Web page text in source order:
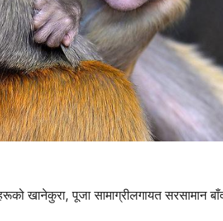
खानेकुरा, पूजा सामाग्रीलगायत सरसामान